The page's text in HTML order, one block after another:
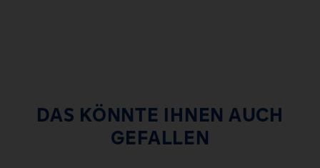
DAS KÖNNTE IHNEN AUCH
GEFALLEN